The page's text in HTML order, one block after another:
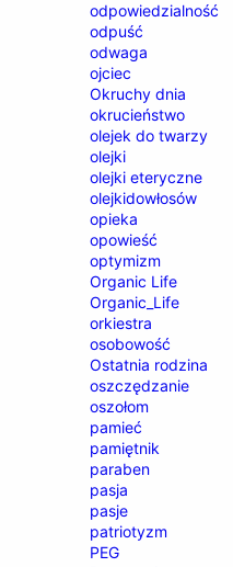
odpowiedzialność
odpuść
odwaga
ojciec
Okruchy dnia
okrucieństwo
olejek do twarzy
olejki
olejki eteryczne
olejkidowłosów
opieka
opowieść
optymizm
Organic Life
Organic_Life
orkiestra
osobowość
Ostatnia rodzina
oszczędzanie
oszołom
pamieć
pamiętnik
paraben
pasja
pasje
patriotyzm
PEG